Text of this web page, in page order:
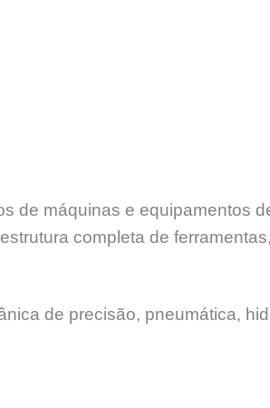
de máquinas e equipamentos
completa de
de precisão, pneumática,